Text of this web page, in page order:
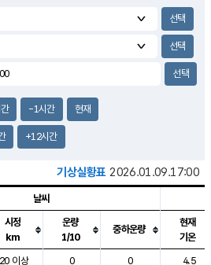
m/s
-1시간 현재
+12시간
기상실황표 2026.01.09.17:00
씨, 기온, 강수, 바람, 기압등을 안내한 표입
날씨
시정
km
운량
1/10
중하운량
현재
기온
20 이상 0 0
4.5